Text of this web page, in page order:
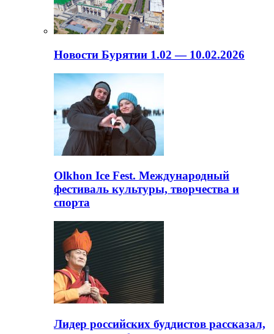
Новости Бурятии 1.02 — 10.02.2026
Olkhon Ice Fest. Международный
фестиваль культуры, творчества и
спорта
Лидер российских буддистов рассказал,